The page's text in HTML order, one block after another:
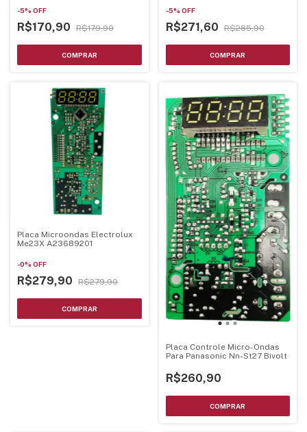
-5% OFF
R$170,90 R$179,90
-5% OFF
R$271,60 R$285,90
Placa Microondas Electrolux
Me23X A23689201
-0% OFF
R$279,90 R$279,90
Placa Controle Micro-Ondas
Para Panasonic Nn-St27 Bivolt
R$260,90